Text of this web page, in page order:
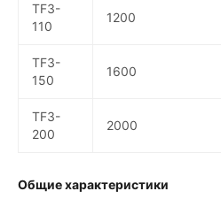
TF3-
110
1200
TF3-
150
1600
TF3-
200
2000
Общие характеристики